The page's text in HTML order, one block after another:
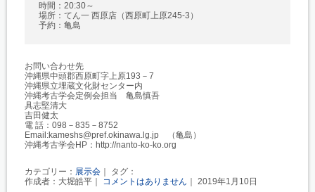
時間：20:30～
場所：てん一 西原店（西原町上原245-3）
予約：亀島
お問い合わせ先
沖縄県中頭郡西原町字上原193－7
沖縄県立埋蔵文化財センター内
沖縄考古学会定例会担当 亀島慎吾
具志堅清大
吉田健太
電 話：098－835－8752
Email:kameshs@pref.okinawa.lg.jp （亀島）
沖縄考古学会HP：http://nanto-ko-ko.org
カテゴリー： 展示会 ｜ タグ：
作成者：大堀皓平｜ コメントはありません ｜ 2019年1月10日